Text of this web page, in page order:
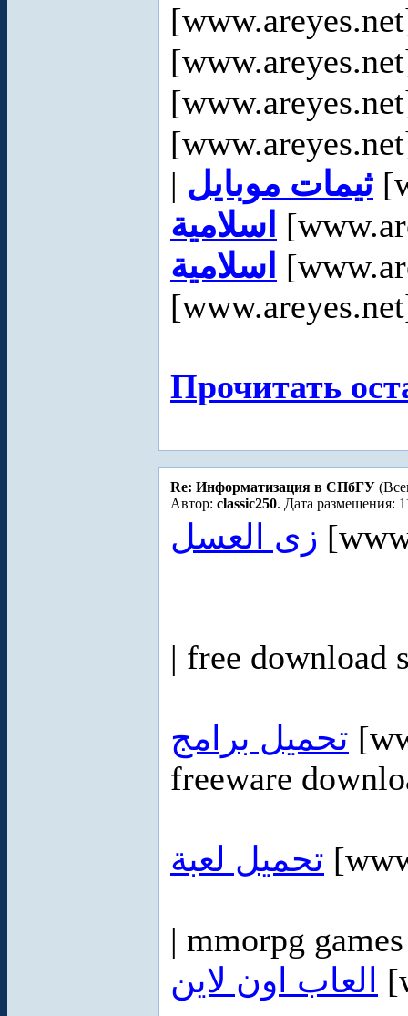
| ثيمات موبايل
اسلامية
اسلامية
Прочитать
Re: Информатизация в СПбГУ
Автор: classic250. Дата размещения:
زى العسل
| free download
تحميل برامج
freeware
تحميل لعبة
| mmorpg
العاب اون لاين